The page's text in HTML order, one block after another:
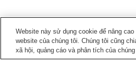
Ga xe lửa tại Thị trấn
Website này sử dụng cookie để nâng
website của chúng tôi. Chúng tôi cũng
xã hội, quảng cáo và phân tích của